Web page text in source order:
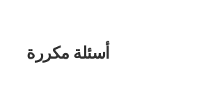
أسئلة مكررة